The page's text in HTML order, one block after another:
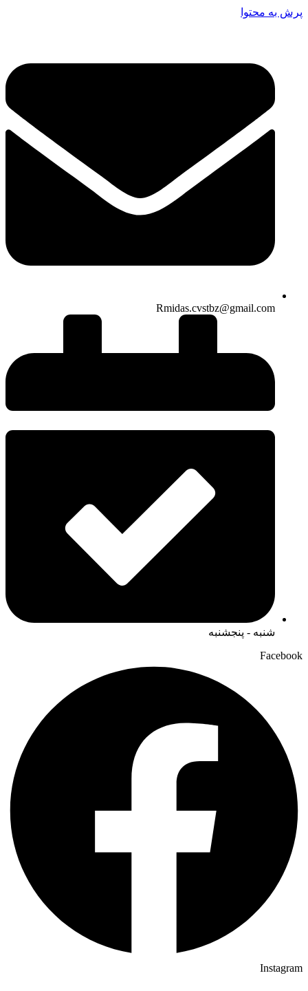
پرش به محتوا
Rmidas.cvstbz@gmail.com
شنبه - پنجشنبه
Facebook
Instagram